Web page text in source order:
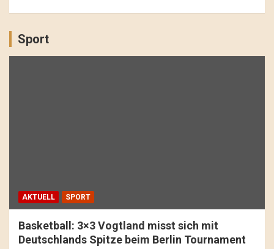
Sport
AKTUELL SPORT
Basketball: 3×3 Vogtland misst sich mit
Deutschlands Spitze beim Berlin Tournament